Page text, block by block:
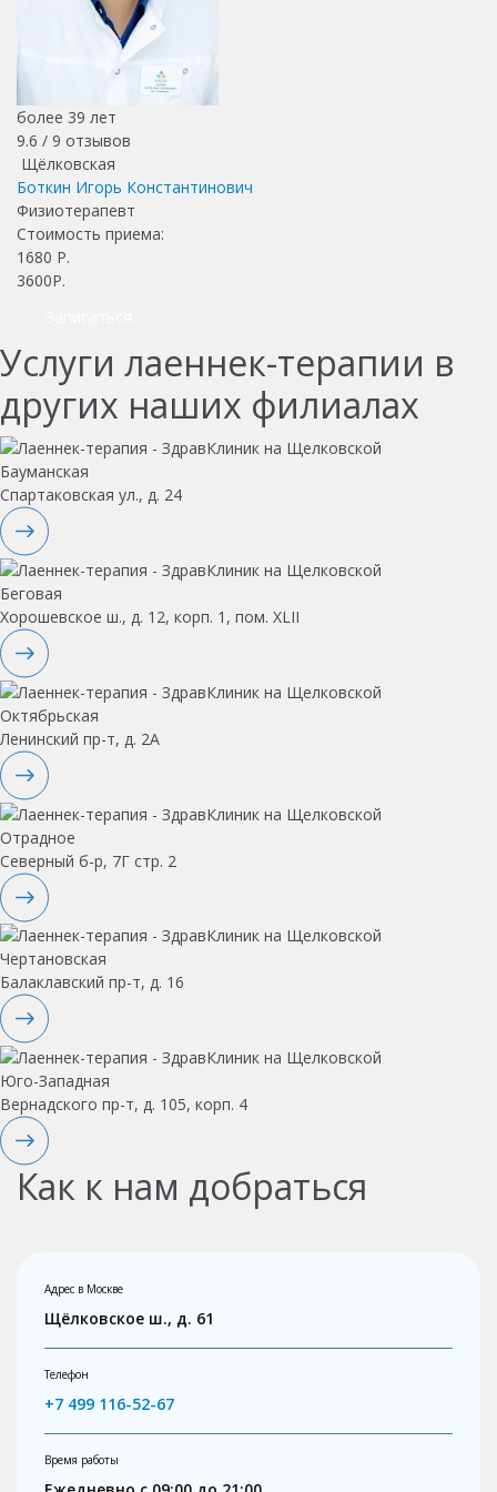
более 39 лет
9.6 / 9 отзывов
Щёлковская
Боткин Игорь Константинович
Физиотерапевт
Стоимость приема:
1680 Р.
3600Р.
Услуги лаеннек-терапии в
других наших филиалах
Бауманская
Спартаковская ул., д. 24
Беговая
Хорошевское ш., д. 12, корп. 1, пом. XLII
Октябрьская
Ленинский пр-т, д. 2А
Отрадное
Северный б-р, 7Г стр. 2
Чертановская
Балаклавский пр-т, д. 16
Юго-Западная
Вернадского пр-т, д. 105, корп. 4
Как к нам добраться
Адрес в Москве
Щёлковское ш., д. 61
Телефон
+7 499 116-52-67
Время работы